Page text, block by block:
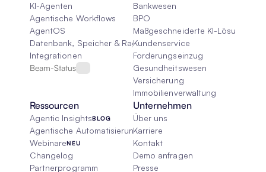
KI-Agenten
Agentische Workflows
AgentOS
Datenbank, Speicher & Rag
Integrationen
Beam-Status
Bankwesen
BPO
Maßgeschneiderte KI-Lösungen
Kundenservice
Forderungseinzug
Gesundheitswesen
Versicherung
Immobilienverwaltung
Ressourcen
Agentic InsightsBLOG
Agentische Automatisierung 101
WebinareNEU
Changelog
Partnerprogramm
Unternehmen
Über uns
Karriere
Kontakt
Demo anfragen
Presse